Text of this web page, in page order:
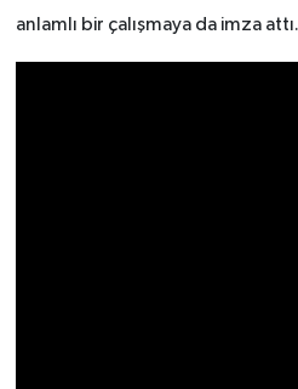
anlamlı bir çalışmaya da imza attı.